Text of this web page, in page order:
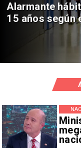
Aprueban
Sebastián
mil millones